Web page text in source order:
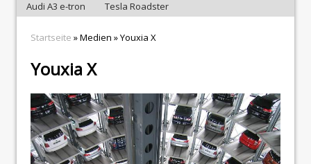
Audi A3 e-tron
Tesla Roadster
Startseite » Medien » Youxia X
Youxia X